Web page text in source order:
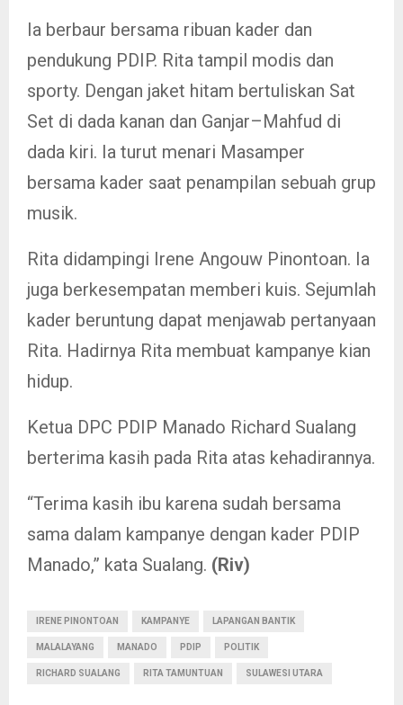
Ia berbaur bersama ribuan kader dan
pendukung PDIP. Rita tampil modis dan
sporty. Dengan jaket hitam bertuliskan Sat
Set di dada kanan dan Ganjar–Mahfud di
dada kiri. Ia turut menari Masamper
bersama kader saat penampilan sebuah grup
musik.
Rita didampingi Irene Angouw Pinontoan. Ia
juga berkesempatan memberi kuis. Sejumlah
kader beruntung dapat menjawab pertanyaan
Rita. Hadirnya Rita membuat kampanye kian
hidup.
Ketua DPC PDIP Manado Richard Sualang
berterima kasih pada Rita atas kehadirannya.
“Terima kasih ibu karena sudah bersama
sama dalam kampanye dengan kader PDIP
Manado,” kata Sualang. (Riv)
IRENE PINONTOAN KAMPANYE LAPANGAN BANTIK
MALALAYANG MANADO PDIP POLITIK
RICHARD SUALANG RITA TAMUNTUAN SULAWESI UTARA